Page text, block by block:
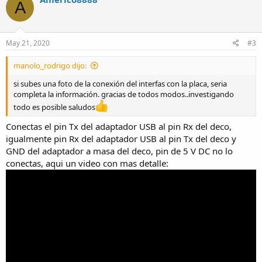
t
o
n
s
A
May 21, 2020 #3
manolo_rodrigo dijo:
si subes una foto de la conexión del interfas con la placa, seria
completa la información. gracias de todos modos..investigando
todo es posible saludos
Conectas el pin Tx del adaptador USB al pin Rx del deco,
igualmente pin Rx del adaptador USB al pin Tx del deco y
GND del adaptador a masa del deco, pin de 5 V DC no lo
conectas, aqui un video con mas detalle: